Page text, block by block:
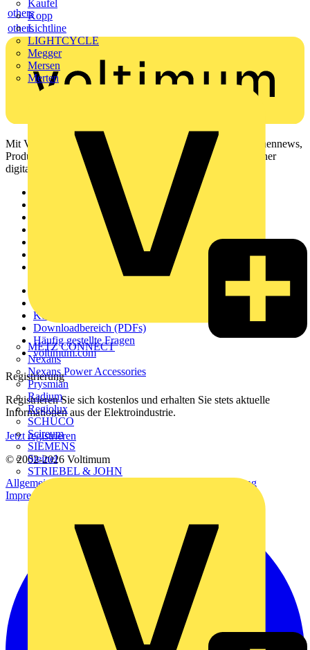
Kaufel
Kopp
Lichtline
LIGHTCYCLE
Megger
Mersen
Merten
METZ CONNECT
Nexans
Nexans Power Accessories
Prysmian
Radium
Regiolux
SCHÜCO
Scireum
SIEMENS
Steinel
STRIEBEL & JOHN
others
others
Mit Voltimum erhalten Elektrofachkräfte Zugang zu Branchennews,
Produktinformationen, Schulungen und Tools – alles auf einer
digitalen Plattform und Community.
Kontakt
Downloadbereich (PDFs)
Häufig gestellte Fragen
voltimum.com
Registrierung
Registrieren Sie sich kostenlos und erhalten Sie stets aktuelle
Informationen aus der Elektroindustrie.
Jetzt registrieren
© 2002-2026 Voltimum
Allgemeine Geschäftsbedingungen
Datenschutzerklärung
Impressum